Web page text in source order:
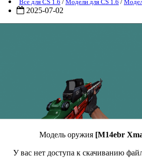
Все для CS 1.6 / Модели для CS 1.6 /
2025-07-02
Модель оружия [M14ebr
У вас нет доступа к скачиванию